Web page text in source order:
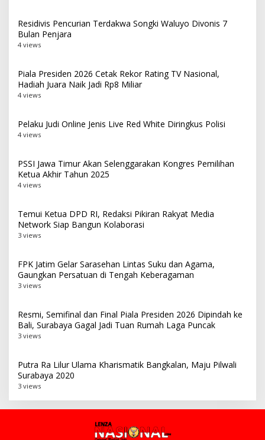
Residivis Pencurian Terdakwa Songki Waluyo Divonis 7
Bulan Penjara
4 views
Piala Presiden 2026 Cetak Rekor Rating TV Nasional,
Hadiah Juara Naik Jadi Rp8 Miliar
4 views
Pelaku Judi Online Jenis Live Red White Diringkus Polisi
4 views
PSSI Jawa Timur Akan Selenggarakan Kongres Pemilihan
Ketua Akhir Tahun 2025
4 views
Temui Ketua DPD RI, Redaksi Pikiran Rakyat Media
Network Siap Bangun Kolaborasi
3 views
FPK Jatim Gelar Sarasehan Lintas Suku dan Agama,
Gaungkan Persatuan di Tengah Keberagaman
3 views
Resmi, Semifinal dan Final Piala Presiden 2026 Dipindah ke
Bali, Surabaya Gagal Jadi Tuan Rumah Laga Puncak
3 views
Putra Ra Lilur Ulama Kharismatik Bangkalan, Maju Pilwali
Surabaya 2020
3 views